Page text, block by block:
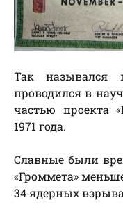
Так назывался
проводился в
частью проекта
1971 года.
Славные были
«Громмета»
34 ядерных